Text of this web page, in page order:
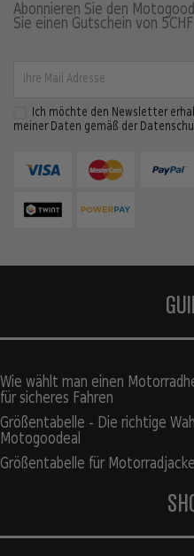
Abonnieren Sie den
Sie einen Gutschein von
Ich möchte den Newsletter
meiner Daten gemäß der
Wie wählt man einen
für sicheres Fahren
Größentabelle - Die richtige
Motogoodeal
Größentabelle für